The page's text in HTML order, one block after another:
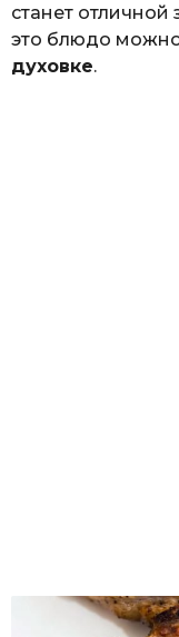
станет отличной
это блюдо
духовке.